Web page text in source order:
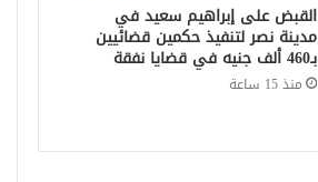
القبض على إبراهيم سعيد في
مدينة نصر لتنفيذ حكمين قضائيين
بـ460 ألف جنيه في قضايا نفقة
منذ 15 ساعة